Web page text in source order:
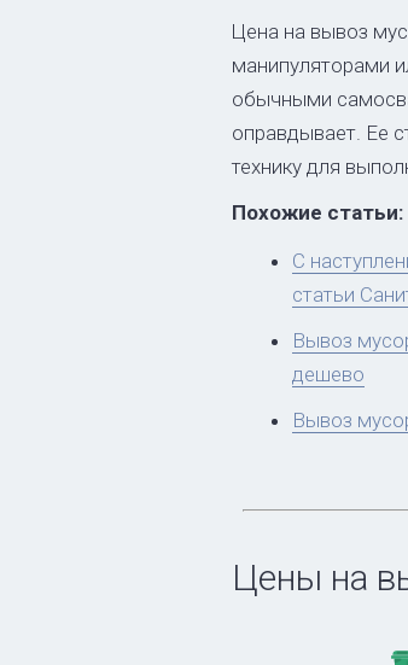
Цена на вывоз
манипуляторами
обычными
оправдывает. Ее
технику для
Похожие статьи:
С
статьи
Вывоз
дешево
Вывоз
Цены на